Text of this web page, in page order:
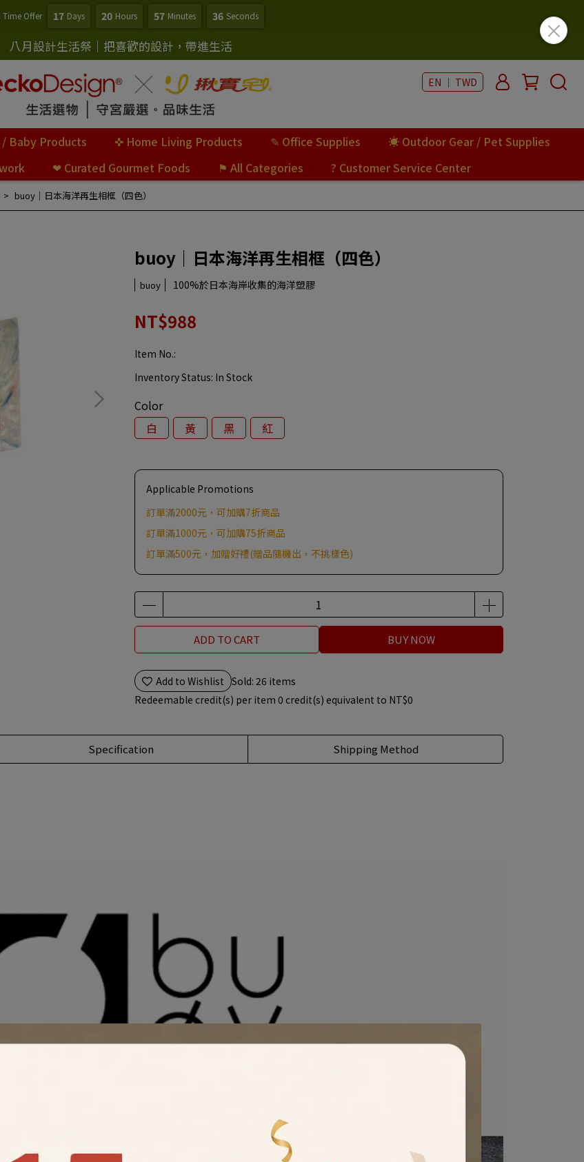
Offer 17 Days 20 Hours 57 Minutes 34 Seconds
八月設計生活祭｜把喜歡的設計，帶進生活
EN ｜ TWD
Baby Products ✜ Home Living Products ✎ Office Supplies
☀ Outdoor Gear / Pet Supplies
❤︎ Curated Gourmet Foods ⚑ All Categories ? Customer Service Center
buoy｜日本海洋再生相框（四色）
buoy｜日本海洋再生相框（四色）
buoy 100%於日本海岸收集的海洋塑膠
NT$988
Item No.:
Inventory Status: In Stock
Color
白
黃 黑 紅
Applicable Promotions
訂單滿2000元，可加購7折商品
訂單滿1000元，可加購75折商品
訂單滿500元，加贈好禮(贈品隨機出，不挑樣色)
ADD TO CART BUY NOW
Add to Wishlist Sold: 26 items
Redeemable credit(s) per item 0 credit(s) equivalent to NT$0
Specification Shipping Method